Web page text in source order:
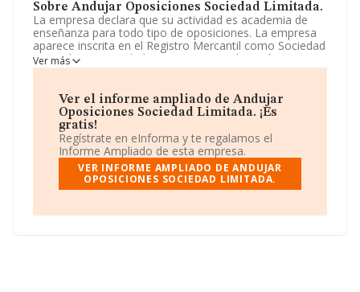
Sobre Andujar Oposiciones Sociedad Limitada.
La empresa declara que su actividad es academia de
enseñanza para todo tipo de oposiciones. La empresa
aparece inscrita en el Registro Mercantil como Sociedad
Limitada. Su actividad CNAE es 'Otra educación n.c.o.p.'
con código 8559. No realiza actividad de importación
Ha tenido un 50% más de empleados y según los datos
a disposición de INFORMA, ha tenido un número de
empleados por debajo de la media de sector.
Para ponerse en contacto con sus oficinas, la empresa
facilita el número de teléfono 953525557 y puedes
visitar su sitio web:www.opositasandujar.com.
La sociedad españolaAndujar Oposiciones Sociedad
Ver más
Ver el informe ampliado de Andujar
Oposiciones Sociedad Limitada. ¡Es
gratis!
Regístrate en eInforma y te regalamos el
Informe Ampliado de esta empresa.
VER INFORME AMPLIADO DE ANDUJAR
OPOSICIONES SOCIEDAD LIMITADA.